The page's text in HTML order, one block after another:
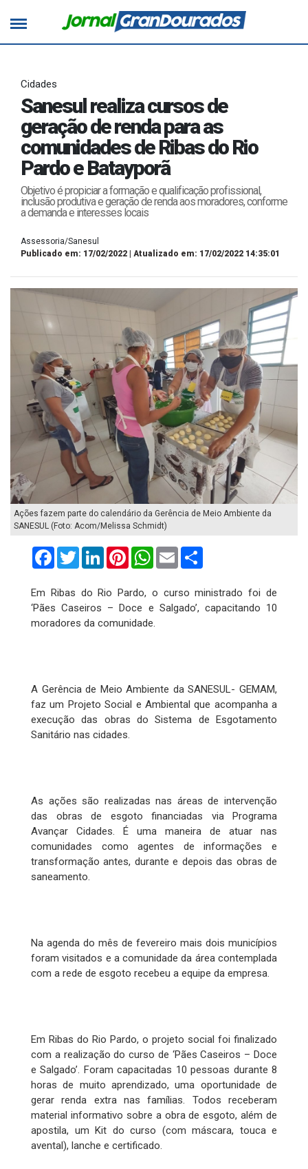
Cidades
Sanesul realiza cursos de
geração de renda para as
comunidades de Ribas do Rio
Pardo e Batayporã
Objetivo é propiciar a formação e qualificação profissional,
inclusão produtiva e geração de renda aos moradores, conforme
a demanda e interesses locais
Assessoria/Sanesul
Publicado em: 17/02/2022 | Atualizado em: 17/02/2022 14:35:01
Ações fazem parte do calendário da Gerência de Meio Ambiente da
SANESUL (Foto: Acom/Melissa Schmidt)
FacebookTwitterLinkedInPinterestWhatsApp
Email
Em Ribas do Rio Pardo, o curso ministrado foi de
‘Pães Caseiros – Doce e Salgado’, capacitando 10
moradores da comunidade.
A Gerência de Meio Ambiente da SANESUL- GEMAM,
faz um Projeto Social e Ambiental que acompanha a
execução das obras do Sistema de Esgotamento
Sanitário nas cidades.
As ações são realizadas nas áreas de intervenção
das obras de esgoto financiadas via Programa
Avançar Cidades. É uma maneira de atuar nas
comunidades como agentes de informações e
transformação antes, durante e depois das obras de
saneamento.
Na agenda do mês de fevereiro mais dois municípios
foram visitados e a comunidade da área contemplada
com a rede de esgoto recebeu a equipe da empresa.
Em Ribas do Rio Pardo, o projeto social foi finalizado
com a realização do curso de ‘Pães Caseiros – Doce
e Salgado’. Foram capacitadas 10 pessoas durante 8
horas de muito aprendizado, uma oportunidade de
gerar renda extra nas famílias. Todos receberam
material informativo sobre a obra de esgoto, além de
apostila, um Kit do curso (com máscara, touca e
avental), lanche e certificado.